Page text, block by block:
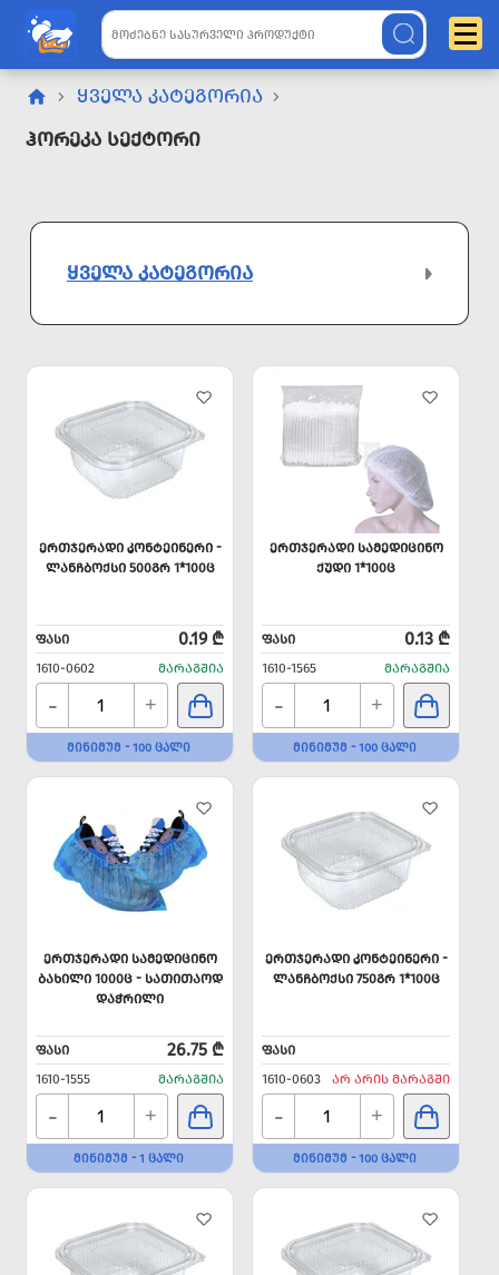
ᲧᲕᲔᲚᲐ ᲙᲐᲢᲔᲒᲝᲠᲘᲐ
Ჰორეკა Სექტორი
ᲧᲕᲔᲚᲐ ᲙᲐᲢᲔᲒᲝᲠᲘᲐ
ᲔᲠᲗᲯᲔᲠᲐᲓᲘ ᲙᲝᲜᲢᲔᲘᲜᲔᲠᲘ -
ᲚᲐᲜᲩᲑᲝᲥᲡᲘ 500ᲒᲠ 1*100Ც
ᲤᲐᲡᲘ 0.19 ₾
1610-0602 ᲛᲐᲠᲐᲒᲨᲘᲐ
- +
ᲛᲘᲜᲘᲛᲣᲛ - 100 ᲪᲐᲚᲘ
ᲔᲠᲗᲯᲔᲠᲐᲓᲘ ᲡᲐᲛᲔᲓᲘᲪᲘᲜᲝ
ᲥᲣᲓᲘ 1*100Ც
ᲤᲐᲡᲘ 0.13 ₾
1610-1565 ᲛᲐᲠᲐᲒᲨᲘᲐ
- +
ᲛᲘᲜᲘᲛᲣᲛ - 100 ᲪᲐᲚᲘ
ᲔᲠᲗᲯᲔᲠᲐᲓᲘ ᲡᲐᲛᲔᲓᲘᲪᲘᲜᲝ
ᲑᲐᲮᲘᲚᲘ 1000Ც - ᲡᲐᲗᲘᲗᲐᲝᲓ
ᲓᲐᲭᲠᲘᲚᲘ
ᲤᲐᲡᲘ 26.75 ₾
1610-1555 ᲛᲐᲠᲐᲒᲨᲘᲐ
- +
ᲛᲘᲜᲘᲛᲣᲛ - 1 ᲪᲐᲚᲘ
ᲔᲠᲗᲯᲔᲠᲐᲓᲘ ᲙᲝᲜᲢᲔᲘᲜᲔᲠᲘ -
ᲚᲐᲜᲩᲑᲝᲥᲡᲘ 750ᲒᲠ 1*100Ც
ᲤᲐᲡᲘ
1610-0603
ᲐᲠ ᲐᲠᲘᲡ ᲛᲐᲠᲐᲒᲨᲘ
- +
ᲛᲘᲜᲘᲛᲣᲛ - 100 ᲪᲐᲚᲘ